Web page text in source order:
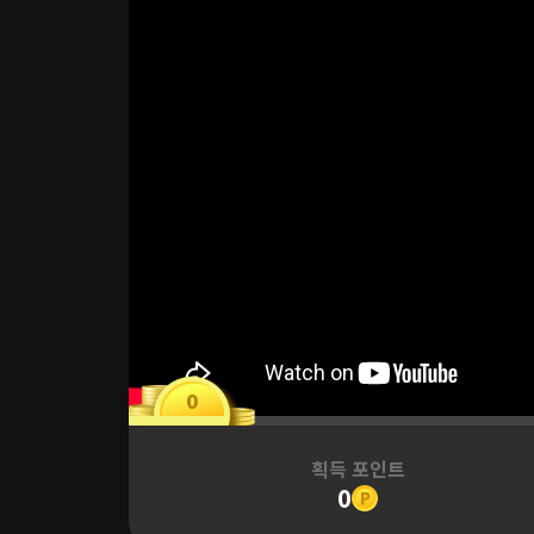
0
획득 포인트
0